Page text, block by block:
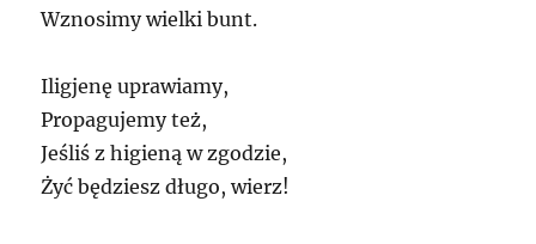
Wznosimy wielki bunt.
Iligjenę uprawiamy,
Propagujemy też,
Jeśliś z higieną w zgodzie,
Żyć będziesz długo, wierz!